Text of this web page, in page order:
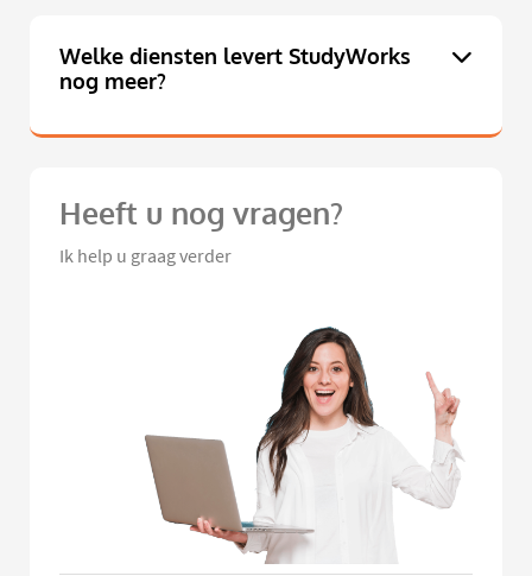
Welke diensten levert StudyWorks
nog meer?
Heeft u nog vragen?
Ik help u graag verder